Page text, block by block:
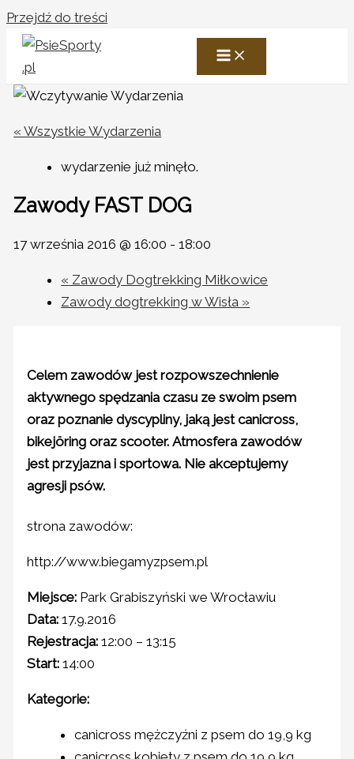
Przejdź do treści
« Wszystkie Wydarzenia
wydarzenie już minęło.
Zawody FAST DOG
17 września 2016 @ 16:00 -18:00
« Zawody Dogtrekking Miłkowice
Zawody dogtrekking w Wisła »
Celem zawodów jest rozpowszechnienie
aktywnego spędzania czasu ze swoim psem
oraz poznanie dyscypliny, jaką jest canicross,
bikejöring oraz scooter. Atmosfera zawodów
jest przyjazna i sportowa. Nie akceptujemy
agresji psów.
strona zawodów:
http://www.biegamyzpsem.pl
Miejsce: Park Grabiszyński we Wrocławiu
Data: 17.9.2016
Rejestracja: 12:00 – 13:15
Start: 14:00
Kategorie:
canicross mężczyźni z psem do 19,9 kg